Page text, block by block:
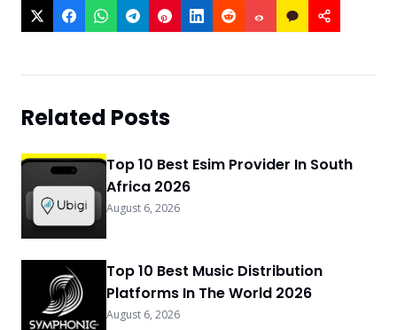
Related Posts
Top 10 Best Esim Provider In South
Africa 2026
August 6, 2026
Top 10 Best Music Distribution
Platforms In The World 2026
August 6, 2026